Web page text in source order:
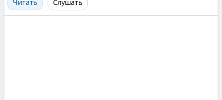
Читать Слушать